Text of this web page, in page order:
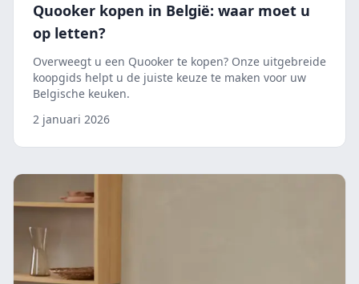
Quooker kopen in België: waar moet u
op letten?
Overweegt u een Quooker te kopen? Onze uitgebreide
koopgids helpt u de juiste keuze te maken voor uw
Belgische keuken.
2 januari 2026